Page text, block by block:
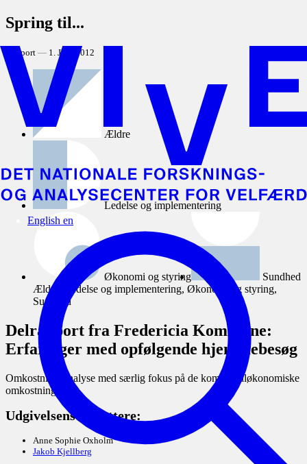
Spring til...
English en
Rapport 1. JUN 2012
Ældre
Ledelse og implementering
Økonomi og styring
Sundhed
Ældre, Ledelse og implementering, Økonomi og styring,
Sundhed
Delrapport fra Fredericia Kommune:
Erfaringer med opfølgende hjemmebesøg
Omkostningsanalyse med særlig fokus på de kommunaløkonomiske
omkostninger
Udgivelsens forfattere:
Anne Sophie Oxholm
Jakob Kjellberg